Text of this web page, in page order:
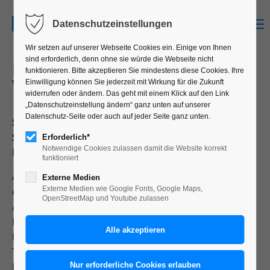
BUCHGESTALTUNG: DIE
VERWANDLUNG
Semesterprojekt, Typografie Grundlagen, drittes
Semester, Kommunikationsdesign:
Nelli Hofmann und Viktoria Truskina
Als Grundlage für die Buchgestaltung dient der Text
eines Literaturklassikers. Bestandteile der
Aufgabenstellung sind Format, Schriftauswahl unter
Berücksichtigung der Lesbarkeit, typografischer
Rasteraufbau, Dramaturgie in der Seitenreihenfolge,
Titelei, Umsetzung eines Dummys.
Für die Gestaltung werden zusätzliche Vorgaben
Datenschutzeinstellungen
Wir setzen auf unserer Webseite Cookies ein. Einige von Ihnen
sind erforderlich, denn ohne sie würde die Webseite nicht
funktionieren. Bitte akzeptieren Sie mindestens diese Cookies. Ihre
Einwilligung können Sie jederzeit mit Wirkung für die Zukunft
widerrufen oder ändern. Das geht mit einem Klick auf den Link
„Datenschutzeinstellung ändern“ ganz unten auf unserer
Datenschutz-Seite oder auch auf jeder Seite ganz unten.
Erforderlich*
Notwendige Cookies zulassen damit die Website korrekt
funktioniert
Externe Medien
Externe Medien wie Google Fonts, Google Maps,
OpenStreetMap und Youtube zulassen